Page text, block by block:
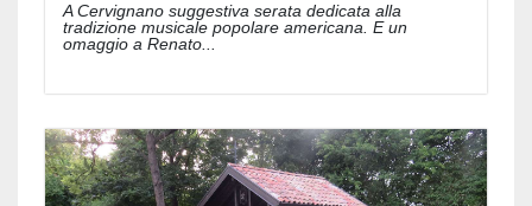
A Cervignano suggestiva serata dedicata alla
tradizione musicale popolare americana. E un
omaggio a Renato...